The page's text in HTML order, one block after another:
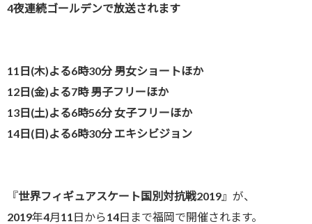
4夜連続ゴールデンで放送されます
11日(木)よる6時30分 男女ショートほか
12日(金)よる7時 男子フリーほか
13日(土)よる6時56分 女子フリーほか
14日(日)よる6時30分 エキシビジョン
『世界フィギュアスケート国別対抗戦2019』が、
2019年4月11日から14日まで福岡で開催されます。